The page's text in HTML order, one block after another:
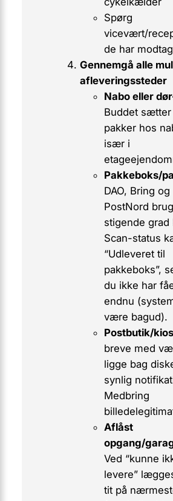
Spørg
vicevært/
de har
Gennemgå alle
afleveringssteder
Nabo eller
Buddet sætter
pakker hos
især i
Pakkeboks/
DAO, Bring og
PostNord
stigende grad
Scan-status
“Udleveret til
pakkeboks”,
du ikke har
endnu
være bagud).
Postbutik/
breve med
ligge bag
synlig
Medbring
Aflåst
opgang/
Ved “kunne
levere”
tit på